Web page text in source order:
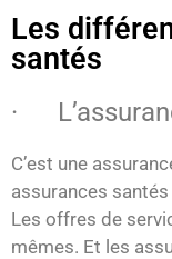
Les
santés
·
C’est une
assurances
Les offres de
mêmes. Et les